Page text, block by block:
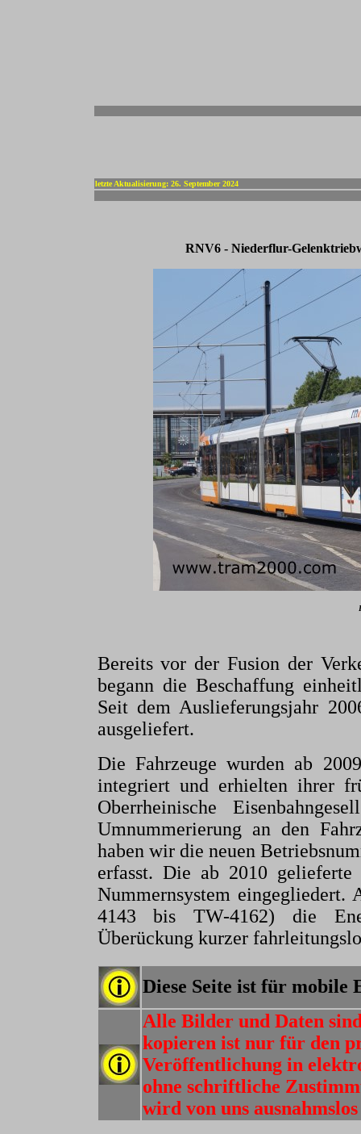
letzte Aktualisierung: 26. September 2024
RNV6 - Niederflur-
Bereits vor der Fusion der
begann die Beschaffung
Seit dem Auslieferungsjahr
ausgeliefert.
Die Fahrzeuge wurden ab
integriert und erhielten ihrer
Oberrheinische
Umnummerierung an den
haben wir die neuen
erfasst. Die ab 2010
Nummernsystem eingegliedert.
4143 bis TW-4162) die
Überückung kurzer
Diese Seite ist für mobile
Alle Bilder und Daten
kopieren ist nur für den
Veröffentlichung in
ohne schriftliche
wird von uns